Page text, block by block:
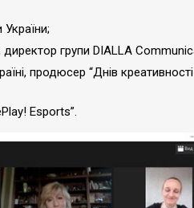
директор групи DIALLA
продюсер “Днів
Esports”.